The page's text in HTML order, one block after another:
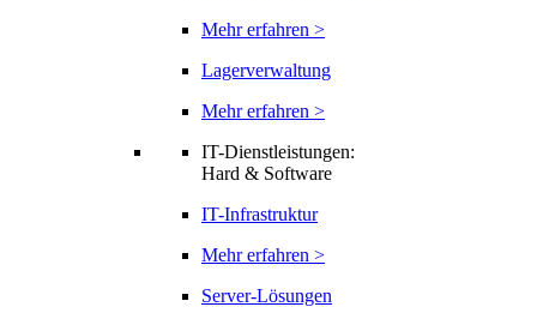
Mehr erfahren >
Lagerverwaltung
Mehr erfahren >
IT-Dienstleistungen:
Hard & Software
IT-Infrastruktur
Mehr erfahren >
Server-Lösungen